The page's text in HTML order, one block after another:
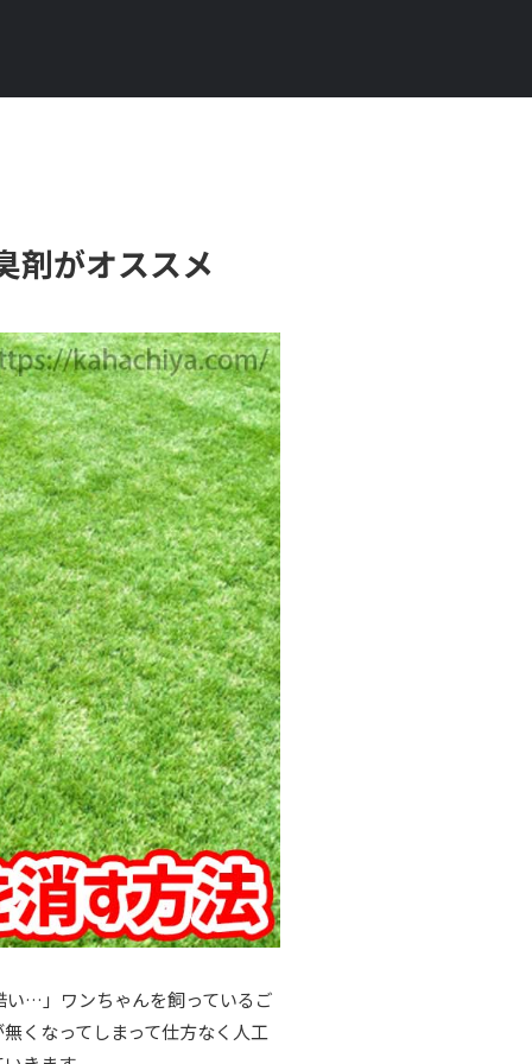
剤がオススメ
…」ワンちゃんを飼っているご
くなってしまって仕方なく人工